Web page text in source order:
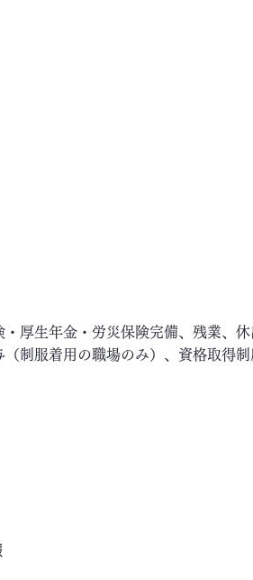
厚生年金・労災保険完備、残業、
制服着用の職場のみ）、資格取得制